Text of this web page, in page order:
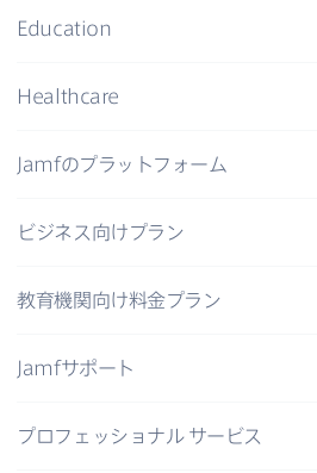
Education
Healthcare
Jamfの​プラットフォーム
ビジネス向けプラン
教育機関向け料金プラン
Jamfサポート
プロフェッショナル サービス